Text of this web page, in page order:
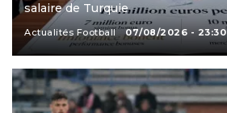
salaire de Turquie
Actualités Football 07/08/2026 - 23:30